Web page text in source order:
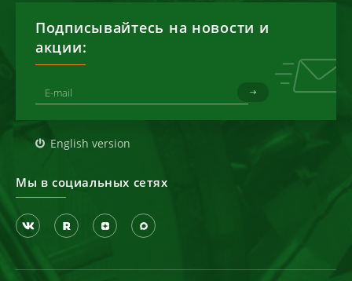
Подписывайтесь на новости и
акции:
English version
Мы в социальных сетях